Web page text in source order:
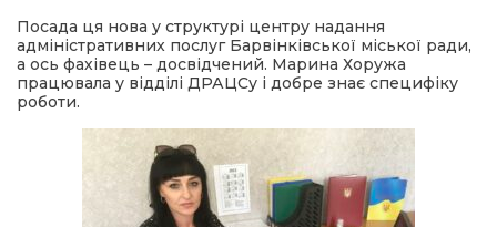
Посада ця нова у структурі центру надання
адміністративних послуг Барвінківської міської ради,
а ось фахівець – досвідчений. Марина Хоружа
працювала у відділі ДРАЦСу і добре знає специфіку
роботи.